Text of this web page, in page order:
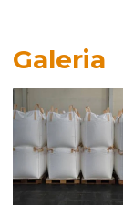
Galeria